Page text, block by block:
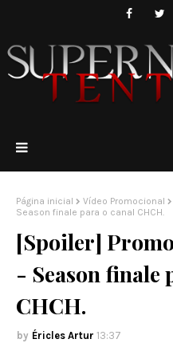
Página inicial Vídeo Promocional
Season finale para o canal CHCH.
[Spoiler]
- Season finale
CHCH.
Éricles Artur 13:37